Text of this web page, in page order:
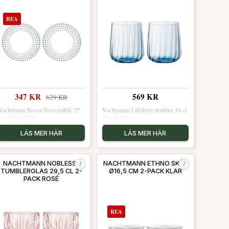
REA
347 KR 629 KR
Bossa Nova tallrik 27
2-pack Klar
LÄS MER HÄR
569 KR
Nachtmann LifeStyle tumbler 34 cl
2-pack Ocean
LÄS MER HÄR
I
NACHTMANN NOBLESSE
TUMBLERGLAS 29,5 CL 2-
PACK ROSÉ
I
NACHTMANN ETHNO SKÅL
Ø16,5 CM 2-PACK KLAR
REA